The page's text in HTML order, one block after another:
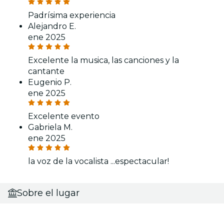
Padrísima experiencia
Alejandro E.
ene 2025
Excelente la musica, las canciones y la
cantante
Eugenio P.
ene 2025
Excelente evento
Gabriela M.
ene 2025
la voz de la vocalista ...espectacular!
Sobre el lugar